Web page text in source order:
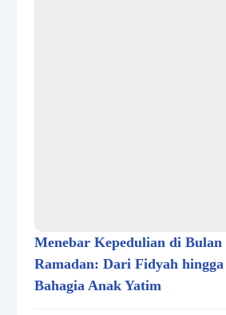
Menebar Kepedulian di Bulan
Ramadan: Dari Fidyah hingga
Bahagia Anak Yatim